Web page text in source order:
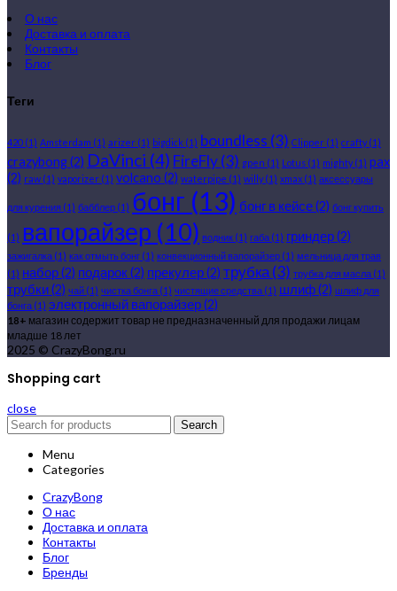
О нас
Доставка и оплата
Контакты
Блог
Теги
420 (1) Amsterdam (1) arizer (1) bigdick (1) boundless (3) Clipper (1) crafty(1)
crazybong(2) DaVinci (4) FireFly(3) gpen (1) Lotus (1) mighty(1) pax
(2) raw (1) vaporizer (1) volcano (2) waterpipe (1) willy(1) xmax (1) аксессуары
для курения (1) бабблер (1) бонг (13) бонг в кейсе(2) бонг купить
(1) вапорайзер (10) водник (1) габа (1) гриндер(2)
зажигалка (1) как отмыть бонг (1) конвекционный вапорайзер (1) мельница для трав
(1) набор(2) подарок(2) прекулер(2) трубка(3) трубка для масла (1)
трубки(2) чай (1) чистка бонга (1) чистящие средства (1) шлиф(2) шлиф для
бонга (1) электронный вапорайзер(2)
18+ магазин содержит товар не предназначенный для продажи лицам
младше 18 лет
2025 © CrazyBong.ru
Shopping cart
close
Search
Menu
Categories
CrazyBong
О нас
Доставка и оплата
Контакты
Блог
Бренды